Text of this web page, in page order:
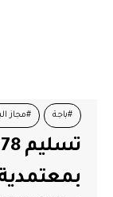
#باجة #مجاز